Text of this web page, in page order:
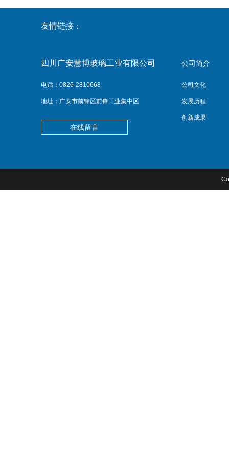
友情链接：
四川广安慧博玻璃工业有限公司
电话：0826-2810668
地址：广安市前锋区前锋工业集中区
在线留言
公司简介
公司文化
发展历程
创新成果